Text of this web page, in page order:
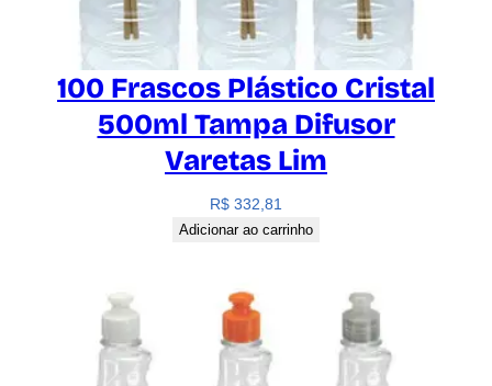
100 Frascos Plástico Cristal
500ml Tampa Difusor
Varetas Lim
R$ 332,81
Adicionar ao carrinho